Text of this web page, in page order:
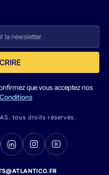
que vous acceptez nos
tous droits réservés.